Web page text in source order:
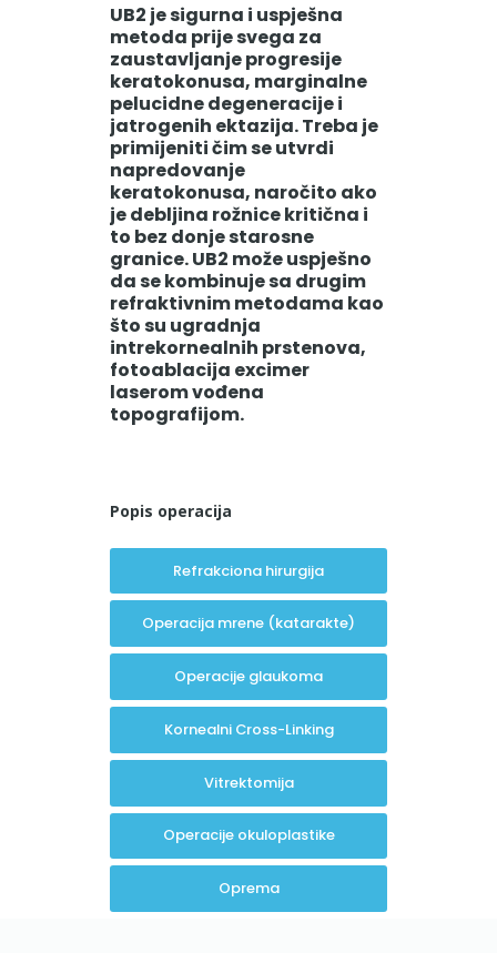
UB2 je sigurna i uspješna
metoda prije svega za
zaustavljanje progresije
keratokonusa, marginalne
pelucidne degeneracije i
jatrogenih ektazija. Treba je
primijeniti čim se utvrdi
napredovanje
keratokonusa, naročito ako
je debljina rožnice kritična i
to bez donje starosne
granice. UB2 može uspješno
da se kombinuje sa drugim
refraktivnim metodama kao
što su ugradnja
intrekornealnih prstenova,
fotoablacija excimer
laserom vođena
topografijom.
Popis operacija
Refrakciona hirurgija
Operacija mrene (katarakte)
Operacije glaukoma
Kornealni Cross-Linking
Vitrektomija
Operacije okuloplastike
Oprema